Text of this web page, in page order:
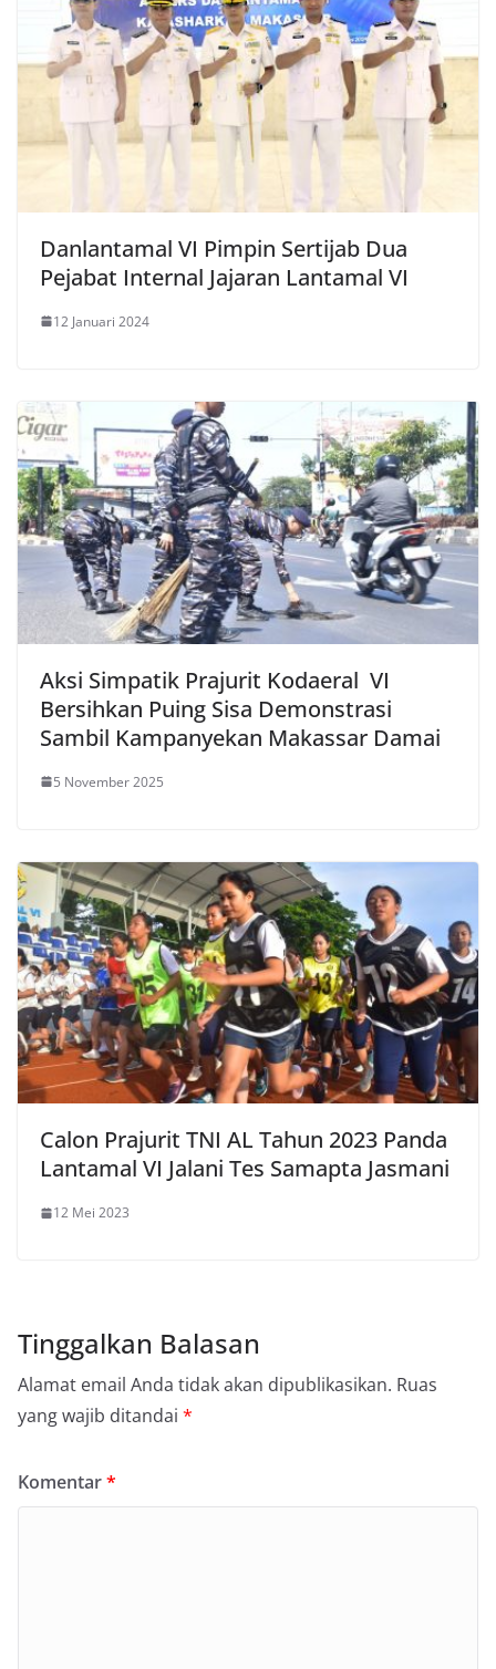
Danlantamal VI Pimpin Sertijab Dua
Pejabat Internal Jajaran Lantamal VI
12 Januari 2024
Aksi Simpatik Prajurit Kodaeral VI
Bersihkan Puing Sisa Demonstrasi
Sambil Kampanyekan Makassar Damai
5 November 2025
Calon Prajurit TNI AL Tahun 2023 Panda
Lantamal VI Jalani Tes Samapta Jasmani
12 Mei 2023
Tinggalkan Balasan
Alamat email Anda tidak akan dipublikasikan. Ruas
yang wajib ditandai *
Komentar*